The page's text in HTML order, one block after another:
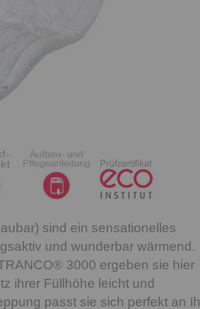
sind ein sensationelles
und wunderbar wärmend.
3000 ergeben sie hier
ihrer Füllhöhe leicht und
passt sie sich perfekt an